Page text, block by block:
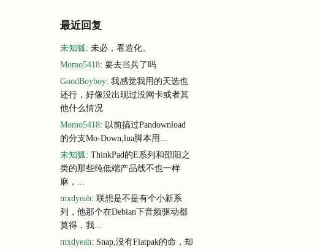
最近回复
未知狐: 未必，看造化。
Momo5418: 要去当兵了吗
GoodBoyboy: 我感觉我用的天选也
还行，好像没出现过没网卡或者其
他什么情况
Momo5418: 以前搞过Pandownload
的分支Mo-Down,lua脚本用...
未知狐: ThinkPad的E系列和邵阳之
类的那些纯低端产品线不也一样
麻，...
mxdyeah: 联想是不是有个小新系
列，他那个在Debian下音频驱动都
莫得，我...
mxdyeah: Snap,没有Flatpak的命，却